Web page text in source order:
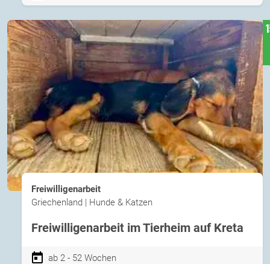
Freiwilligenarbeit
Griechenland | Hunde & Katzen
Freiwilligenarbeit im Tierheim auf Kreta
ab 2 - 52 Wochen